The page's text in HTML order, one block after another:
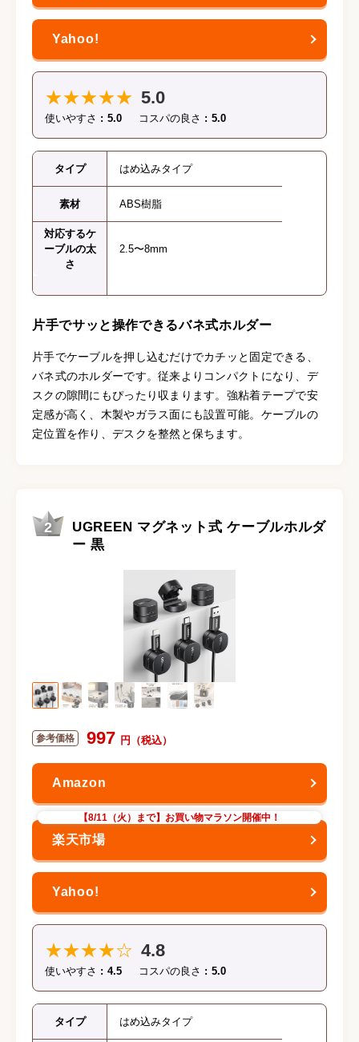
★★★★★ 5.0
使いやすさ 5.0 コスパの良さ 5.0
タイプ はめ込みタイプ
素材 ABS樹脂
対応するケ
ーブルの太
さ
2.5〜8mm
片手でサッと操作できるバネ式ホルダー
片手でケーブルを押し込むだけでカチッと固定できる、
バネ式のホルダーです。従来よりコンパクトになり、デ
スクの隙間にもぴったり収まります。強粘着テープで安
定感が高く、木製やガラス面にも設置可能。ケーブルの
定位置を作り、デスクを整然と保ちます。
2
UGREEN マグネット式 ケーブルホルダ
ー 黒
997
【8/11（火）まで】お買い物マラソン開催中！
★★★★☆ 4.8
使いやすさ 4.5 コスパの良さ 5.0
タイプ はめ込みタイプ